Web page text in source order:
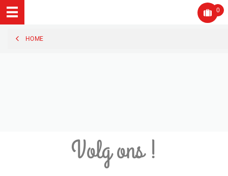
0
HOME
Volg ons !